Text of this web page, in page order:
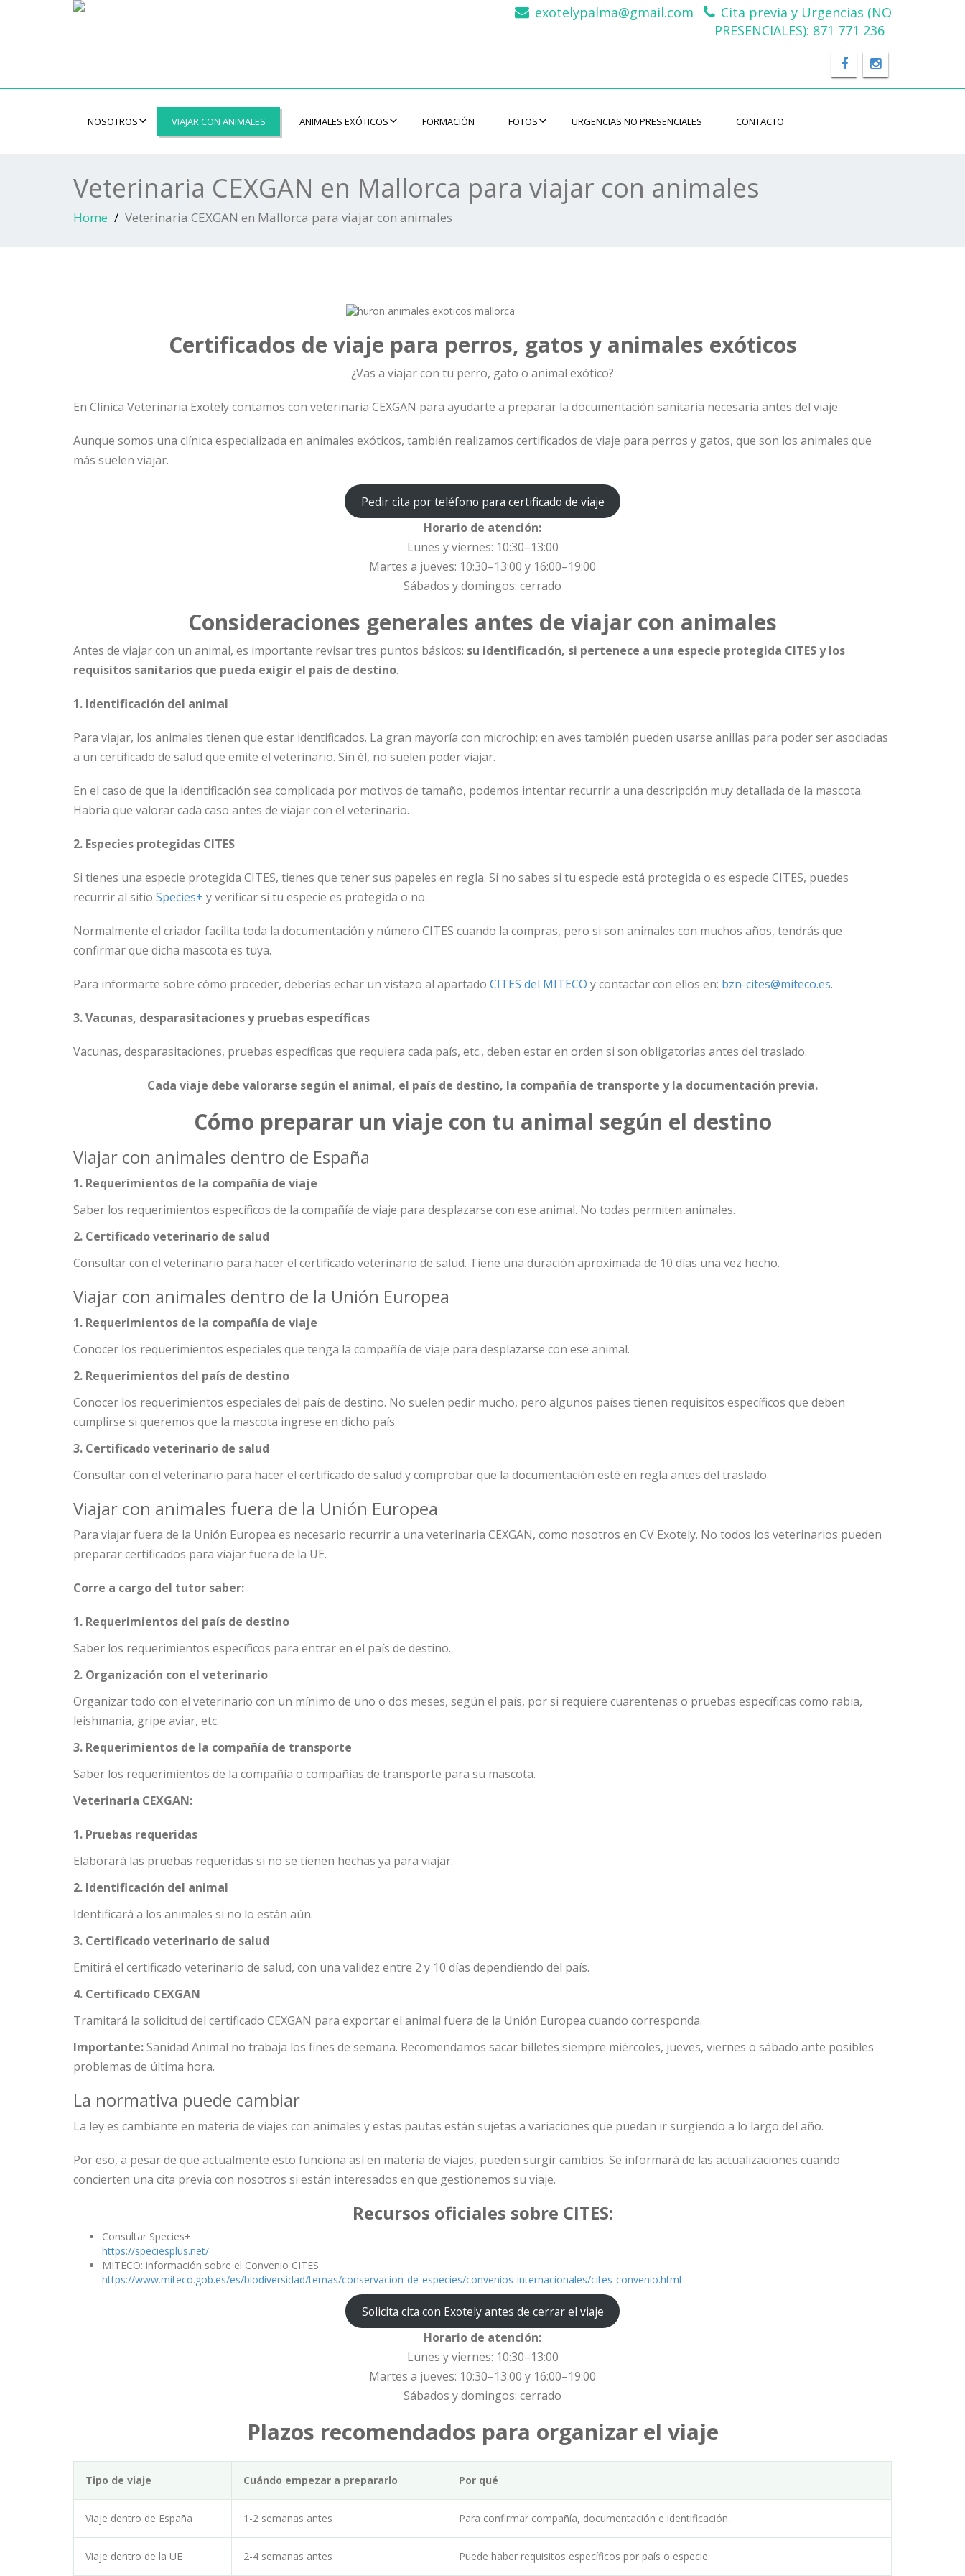
exotelypalma@gmail.com
Cita previa y Urgencias (NO
PRESENCIALES): 871 771 236
NOSOTROS VIAJAR CON ANIMALES ANIMALES EXÓTICOS FORMACIÓN FOTOS URGENCIAS NO PRESENCIALES CONTACTO
Veterinaria CEXGAN en Mallorca para viajar con animales
Home Veterinaria CEXGAN en Mallorca para viajar con animales
Certificados de viaje para perros, gatos y animales exóticos
¿Vas a viajar con tu perro, gato o animal exótico?
En Clínica Veterinaria Exotely contamos con veterinaria CEXGAN para ayudarte a preparar la documentación sanitaria necesaria antes del viaje.
Aunque somos una clínica especializada en animales exóticos, también realizamos certificados de viaje para perros y gatos, que son los animales que
más suelen viajar.
Pedir cita por teléfono para certificado de viaje
Horario de atención:
Lunes y viernes: 10:30–13:00
Martes a jueves: 10:30–13:00 y 16:00–19:00
Sábados y domingos: cerrado
Consideraciones generales antes de viajar con animales
Antes de viajar con un animal, es importante revisar tres puntos básicos: su identificación, si pertenece a una especie protegida CITES y los
requisitos sanitarios que pueda exigir el país de destino.
1. Identificación del animal
Para viajar, los animales tienen que estar identificados. La gran mayoría con microchip; en aves también pueden usarse anillas para poder ser asociadas
a un certificado de salud que emite el veterinario. Sin él, no suelen poder viajar.
En el caso de que la identificación sea complicada por motivos de tamaño, podemos intentar recurrir a una descripción muy detallada de la mascota.
Habría que valorar cada caso antes de viajar con el veterinario.
2. Especies protegidas CITES
Si tienes una especie protegida CITES, tienes que tener sus papeles en regla. Si no sabes si tu especie está protegida o es especie CITES, puedes
recurrir al sitio Species+ y verificar si tu especie es protegida o no.
Normalmente el criador facilita toda la documentación y número CITES cuando la compras, pero si son animales con muchos años, tendrás que
confirmar que dicha mascota es tuya.
Para informarte sobre cómo proceder, deberías echar un vistazo al apartado CITES del MITECO y contactar con ellos en: bzn-cites@miteco.es.
3. Vacunas, desparasitaciones y pruebas específicas
Vacunas, desparasitaciones, pruebas específicas que requiera cada país, etc., deben estar en orden si son obligatorias antes del traslado.
Cada viaje debe valorarse según el animal, el país de destino, la compañía de transporte y la documentación previa.
Cómo preparar un viaje con tu animal según el destino
Viajar con animales dentro de España
1. Requerimientos de la compañía de viaje
Saber los requerimientos específicos de la compañía de viaje para desplazarse con ese animal. No todas permiten animales.
2. Certificado veterinario de salud
Consultar con el veterinario para hacer el certificado veterinario de salud. Tiene una duración aproximada de 10 días una vez hecho.
Viajar con animales dentro de la Unión Europea
1. Requerimientos de la compañía de viaje
Conocer los requerimientos especiales que tenga la compañía de viaje para desplazarse con ese animal.
2. Requerimientos del país de destino
Conocer los requerimientos especiales del país de destino. No suelen pedir mucho, pero algunos países tienen requisitos específicos que deben
cumplirse si queremos que la mascota ingrese en dicho país.
3. Certificado veterinario de salud
Consultar con el veterinario para hacer el certificado de salud y comprobar que la documentación esté en regla antes del traslado.
Viajar con animales fuera de la Unión Europea
Para viajar fuera de la Unión Europea es necesario recurrir a una veterinaria CEXGAN, como nosotros en CV Exotely. No todos los veterinarios pueden
preparar certificados para viajar fuera de la UE.
Corre a cargo del tutor saber:
1. Requerimientos del país de destino
Saber los requerimientos específicos para entrar en el país de destino.
2. Organización con el veterinario
Organizar todo con el veterinario con un mínimo de uno o dos meses, según el país, por si requiere cuarentenas o pruebas específicas como rabia,
leishmania, gripe aviar, etc.
3. Requerimientos de la compañía de transporte
Saber los requerimientos de la compañía o compañías de transporte para su mascota.
Veterinaria CEXGAN:
1. Pruebas requeridas
Elaborará las pruebas requeridas si no se tienen hechas ya para viajar.
2. Identificación del animal
Identificará a los animales si no lo están aún.
3. Certificado veterinario de salud
Emitirá el certificado veterinario de salud, con una validez entre 2 y 10 días dependiendo del país.
4. Certificado CEXGAN
Tramitará la solicitud del certificado CEXGAN para exportar el animal fuera de la Unión Europea cuando corresponda.
Importante:Sanidad Animal no trabaja los fines de semana. Recomendamos sacar billetes siempre miércoles, jueves, viernes o sábado ante posibles
problemas de última hora.
La normativa puede cambiar
La ley es cambiante en materia de viajes con animales y estas pautas están sujetas a variaciones que puedan ir surgiendo a lo largo del año.
Por eso, a pesar de que actualmente esto funciona así en materia de viajes, pueden surgir cambios. Se informará de las actualizaciones cuando
concierten una cita previa con nosotros si están interesados en que gestionemos su viaje.
Recursos oficiales sobre CITES:
Consultar Species+
https://speciesplus.net/
MITECO: información sobre el Convenio CITES
https://www.miteco.gob.es/es/biodiversidad/temas/conservacion-de-especies/convenios-internacionales/cites-convenio.html
Solicita cita con Exotely antes de cerrar el viaje
Horario de atención:
Lunes y viernes: 10:30–13:00
Martes a jueves: 10:30–13:00 y 16:00–19:00
Sábados y domingos: cerrado
Plazos recomendados para organizar el viaje
Tipo de viaje Cuándo empezar a prepararlo Por qué
Viaje dentro de España 1-2 semanas antes Para confirmar compañía, documentación e identificación.
Viaje dentro de la UE 2-4 semanas antes Puede haber requisitos específicos por país o especie.